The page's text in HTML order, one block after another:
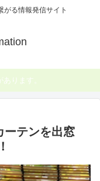
がる情報発信サイト
ります。
ーテンを出窓